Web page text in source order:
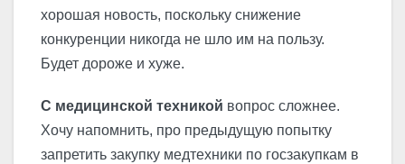
хорошая новость, поскольку снижение
конкуренции никогда не шло им на пользу.
Будет дороже и хуже.
С медицинской техникой вопрос сложнее.
Хочу напомнить, про предыдущую попытку
запретить закупку медтехники по госзакупкам в